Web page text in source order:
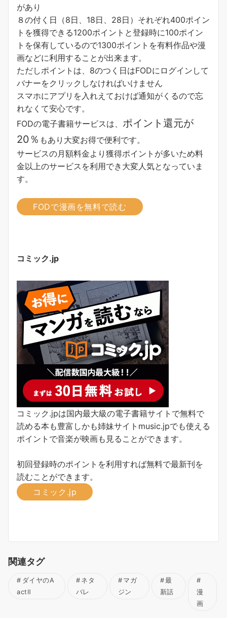
があり
８の付く日（8日、18日、28日）それぞれ400ポイン
トを獲得できる1200ポイントと登録時に100ポイン
トを保有しているので1300ポイントを有料作品や漫
画などに利用することが出来ます。
ただしポイントは、8のつく日はFODにログインして
バナーをクリックしなければいけません
スマホにアプリを入れえておけば通知がくるので忘
れなくて安心です。
FODの電子書籍サービスは、 ポイント還元が
20％ もあり大変お得で便利です。
サービスの月額料金より獲得ポイントが多いため料
金以上のサービスを利用でき大変人気となっていま
す。
FODで漫画を無料で読む
コミック.jp
コミック.jpは国内最大級の電子書籍サイトで無料で
読める本も豊富しかも姉妹サイトmusic.jpでも使える
ポイントで音楽が映画も見ることができます。
初回登録時のポイントを利用すれば無料で最新刊を
読むことができます。
コミック.jp
関連タグ
ダイヤのA
actⅡ
ネタ
バレ
マガ
ジン
最
新話
漫
画